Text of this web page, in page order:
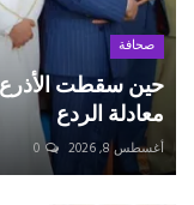
صحافة
حين سقطت
معادلة الردع
أغسطس 8, 2026 0